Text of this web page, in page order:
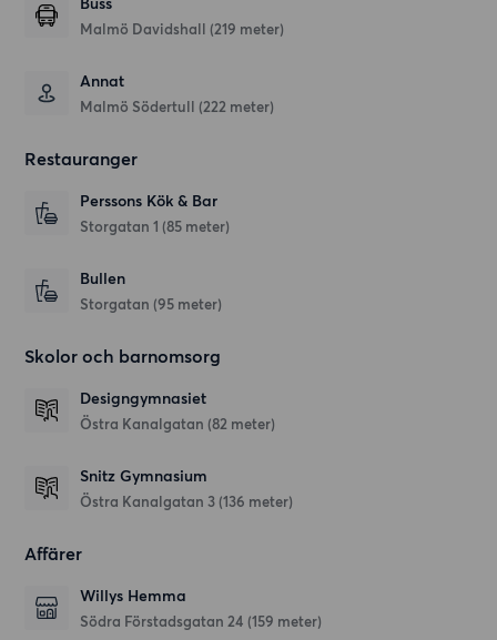
Buss
Malmö Davidshall (219 meter)
Annat
Malmö Södertull (222 meter)
Restauranger
Perssons Kök & Bar
Storgatan 1 (85 meter)
Bullen
Storgatan (95 meter)
Skolor och barnomsorg
Designgymnasiet
Östra Kanalgatan (82 meter)
Snitz Gymnasium
Östra Kanalgatan 3 (136 meter)
Affärer
Willys Hemma
Södra Förstadsgatan 24 (159 meter)